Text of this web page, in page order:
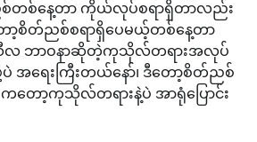
တစ်နေ့တာ ကိုယ်လုပ်စရာရှိတာလည်း
ာ့စိတ်ညစ်စရာရှိပေမယ့်တစ်နေ့တာ
လ ဘာဝနာဆိုတဲ့ကုသိုလ်တရားအလုပ်
အရေးကြီးတယ်နော်၊ ဒီတော့စိတ်ညစ်
တော့ကုသိုလ်တရားနဲ့ပဲ အာရုံပြောင်း